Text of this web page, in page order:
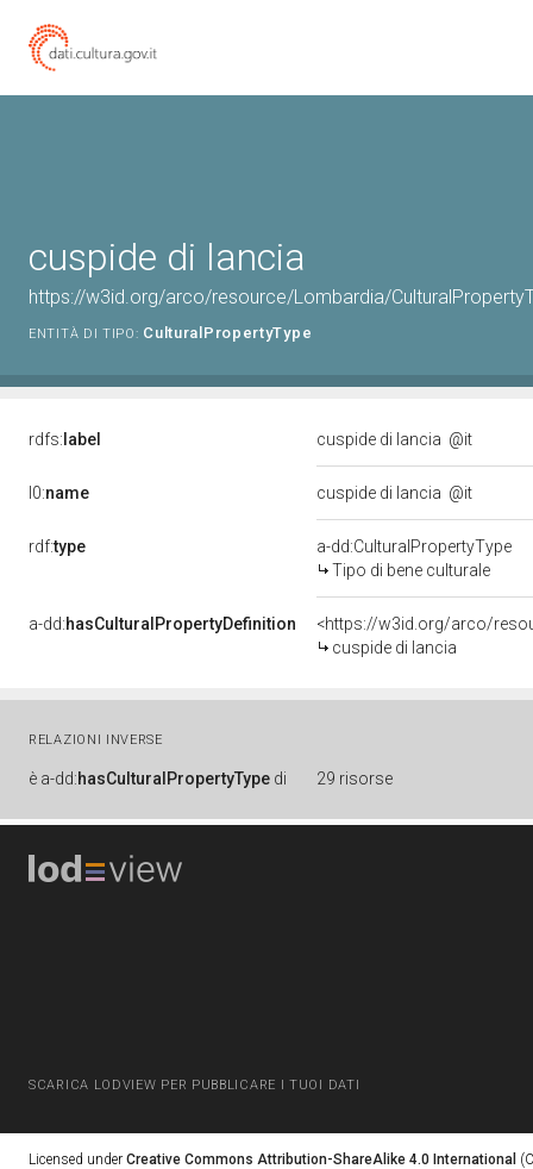
cuspide di lancia
https://w3id.org/arco/resource/Lombardia/
ENTITÀ DI TIPO: CulturalPropertyType
rdfs: label cuspide di lancia @it
l0:name cuspide di lancia @it
rdf:type
a-dd:CulturalPropertyType
Tipo di bene culturale
a-dd:hasCulturalPropertyDefinition
<https://w3id.org/arco/
cuspide di lancia
RELAZIONI INVERSE
è a-dd:hasCulturalPropertyType di 29 risorse
SCARICA LODVIEW PER PUBBLICARE I TUOI DATI
Licensed under Creative Commons Attribution-ShareAlike 4.0 International